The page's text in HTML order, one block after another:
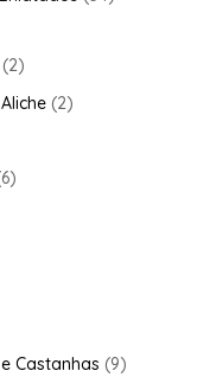
2
2
6
Castanhas 9